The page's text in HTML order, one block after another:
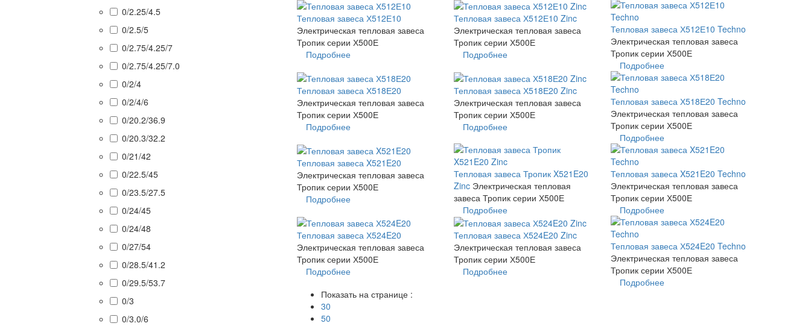
0/2.25/4.5
0/2.5/5
0/2.75/4.25/7
0/2.75/4.25/7.0
0/2/4
0/2/4/6
0/20.2/36.9
0/20.3/32.2
0/21/42
0/22.5/45
0/23.5/27.5
0/24/45
0/24/48
0/27/54
0/28.5/41.2
0/29.5/53.7
0/3
0/3.0/6
Тепловая завеса Х512Е10
Электрическая тепловая завеса
Тропик серии Х500Е
Подробнее
Тепловая завеса Х512Е10 Zinc
Электрическая тепловая завеса
Тропик серии Х500Е
Подробнее
Тепловая завеса Х512Е10 Techno
Электрическая тепловая завеса
Тропик серии Х500Е
Подробнее
Тепловая завеса Х518Е20
Электрическая тепловая завеса
Тропик серии Х500Е
Подробнее
Тепловая завеса Х518Е20 Zinc
Электрическая тепловая завеса
Тропик серии Х500Е
Подробнее
Тепловая завеса Х518Е20 Techno
Электрическая тепловая завеса
Тропик серии Х500Е
Подробнее
Тепловая завеса X521E20
Электрическая тепловая завеса
Тропик серии Х500Е
Подробнее
Тепловая завеса Тропик X521E20
Zinc Электрическая тепловая
завеса Тропик серии Х500Е
Подробнее
Тепловая завеса X521E20 Techno
Электрическая тепловая завеса
Тропик серии Х500Е
Подробнее
Тепловая завеса Х524E20
Электрическая тепловая завеса
Тропик серии Х500Е
Подробнее
Тепловая завеса Х524E20 Zinc
Электрическая тепловая завеса
Тропик серии Х500Е
Подробнее
Тепловая завеса Х524E20 Techno
Электрическая тепловая завеса
Тропик серии Х500Е
Подробнее
Показать на странице :
30
50